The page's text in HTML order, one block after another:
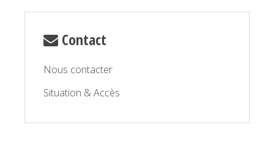
Contact
Nous contacter
Situation & Accès